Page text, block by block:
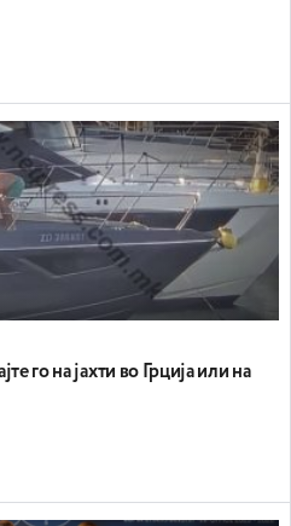
го на јахти во Грција или на